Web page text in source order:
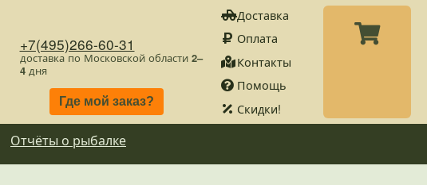
Доставка
Оплата
Контакты
Помощь
Скидки!
+7(495)266-60-31
доставка по Московской области 2–
4дня
Где мой заказ?
Отчёты о рыбалке